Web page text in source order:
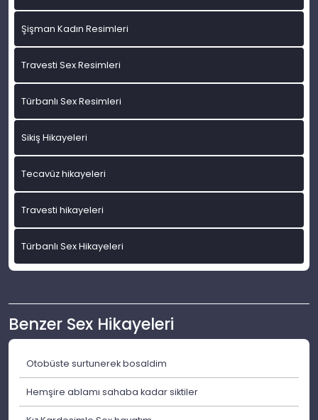
Şişman Kadın Resimleri
Travesti Sex Resimleri
Türbanlı Sex Resimleri
Sikiş Hikayeleri
Tecavüz hikayeleri
Travesti hikayeleri
Türbanlı Sex Hikayeleri
Benzer Sex Hikayeleri
Otobüste surtunerek bosaldim
Hemşire ablamı sahaba kadar siktiler